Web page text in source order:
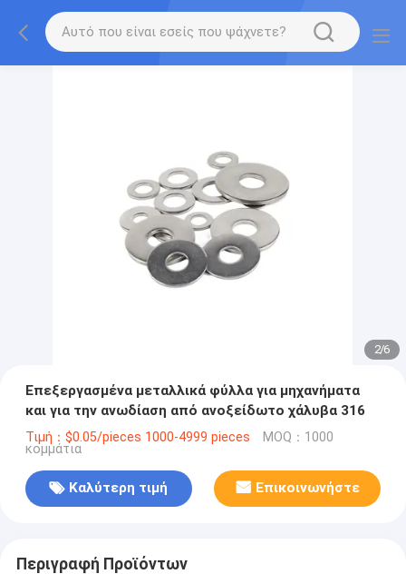
2/6
Επεξεργασμένα μεταλλικά φύλλα για μηχανήματα
και για την ανωδίαση από ανοξείδωτο χάλυβα 316
Τιμή：$0.05/pieces 1000-4999 pieces MOQ：1000
κομμάτια
Καλύτερη τιμή Επικοινωνήστε
Περιγραφή Προϊόντων